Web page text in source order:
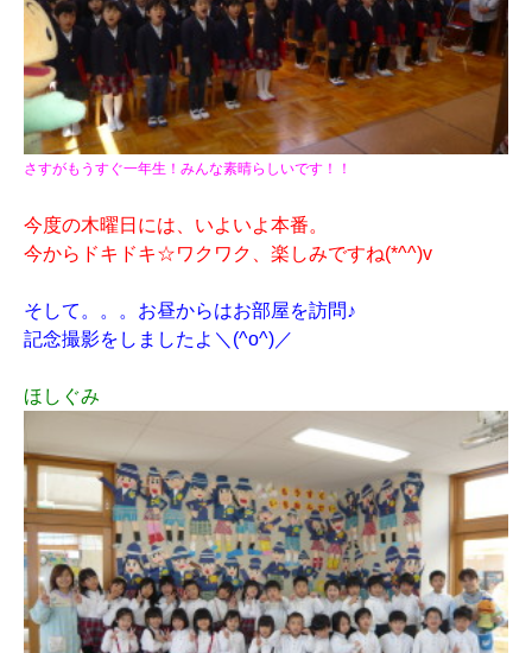
さすがもうすぐ一年生！みんな素晴らしいです！！
今度の木曜日には、いよいよ本番。
今からドキドキ☆ワクワク、楽しみですね(*^^)v
そして。。。お昼からはお部屋を訪問♪
記念撮影をしましたよ＼(^o^)／
ほしぐみ